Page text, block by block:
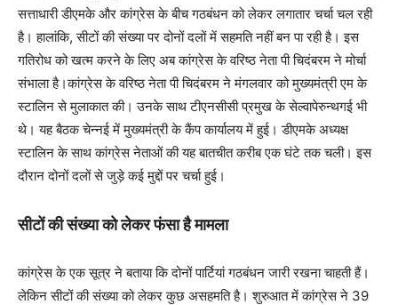
सत्ताधारी डीएमके और कांग्रेस के बीच गठबंधन को लेकर लगातार चर्चा चल रही
है। हालांकि, सीटों की संख्या पर दोनों दलों में सहमति नहीं बन पा रही है। इस
गतिरोध को खत्म करने के लिए अब कांग्रेस के वरिष्ठ नेता पी चिदंबरम ने मोर्चा
संभाला है।कांग्रेस के वरिष्ठ नेता पी चिदंबरम ने मंगलवार को मुख्यमंत्री एम के
स्टालिन से मुलाकात की। उनके साथ टीएनसीसी प्रमुख के सेल्वापेरुन्थगई भी
थे। यह बैठक चेन्नई में मुख्यमंत्री के कैंप कार्यालय में हुई। डीएमके अध्यक्ष
स्टालिन के साथ कांग्रेस नेताओं की यह बातचीत करीब एक घंटे तक चली। इस
दौरान दोनों दलों से जुड़े कई मुद्दों पर चर्चा हुई।
सीटों की संख्या को लेकर फंसा है मामला
कांग्रेस के एक सूत्र ने बताया कि दोनों पार्टियां गठबंधन जारी रखना चाहती हैं।
लेकिन सीटों की संख्या को लेकर कुछ असहमति है। शुरुआत में कांग्रेस ने 39